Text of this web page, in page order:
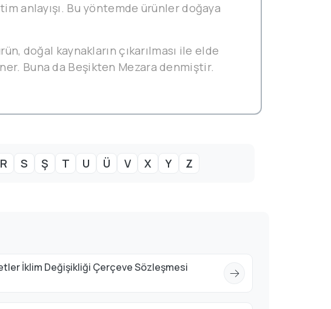
anlayışı. Bu yöntemde ürünler doğaya
doğal kaynakların çıkarılması ile elde
Buna da Beşikten Mezara denmiştir.
R S Ş T U Ü V X Y Z
İklim Değişikliği Çerçeve Sözleşmesi